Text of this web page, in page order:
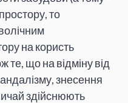
то
на користь
те, що на відміну від
знесення
здійснюють